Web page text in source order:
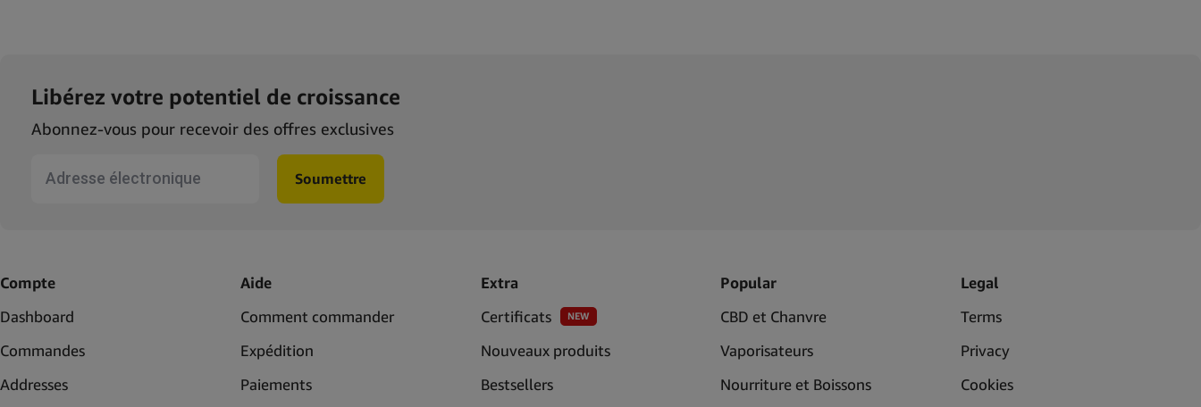
Libérez votre potentiel de croissance
Abonnez-vous pour recevoir des offres exclusives
Soumettre
Compte
Dashboard
Commandes
Addresses
Aide
Comment commander
Expédition
Paiements
Extra
Certificats
NEW
Nouveaux produits
Bestsellers
Popular
CBD et Chanvre
Vaporisateurs
Nourriture et Boissons
Legal
Terms
Privacy
Cookies